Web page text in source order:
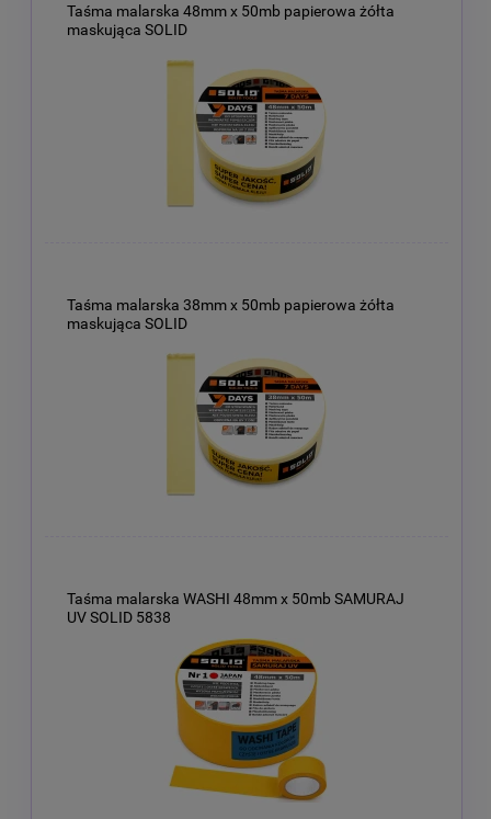
Taśma malarska 48mm x 50mb papierowa żółta
maskująca SOLID
Taśma malarska 38mm x 50mb papierowa żółta
maskująca SOLID
Taśma malarska WASHI 48mm x 50mb SAMURAJ
UV SOLID 5838